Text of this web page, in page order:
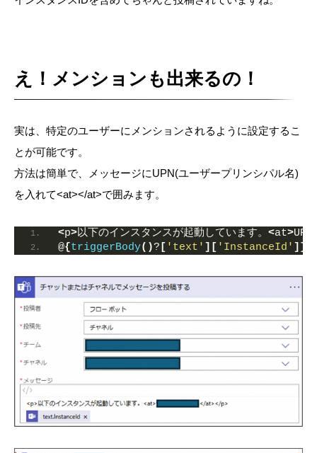
え！メンションも出来るの！
実は、特定のユーザーにメンションされるように設定するこ
とが可能です。
方法は簡単で、メッセージにUPN(ユーザープリンシパル名)
を入れて<at></at>で囲みます。
<p>以下のインスタンスが起動しています。 <at>UPN
@{triggerBody()? [ 'text' ][ 'InstanceId' ]}